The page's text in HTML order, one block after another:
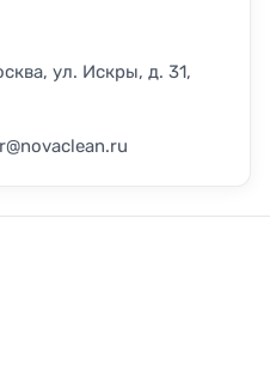
ул. Искры, д. 31,